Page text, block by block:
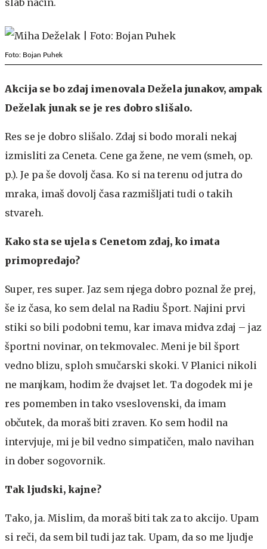
Foto: Bojan Puhek
Akcija se bo zdaj imenovala Dežela junakov, ampak
Deželak junak se je res dobro slišalo.
Res se je dobro slišalo. Zdaj si bodo morali nekaj
izmisliti za Ceneta. Cene ga žene, ne vem (smeh, op.
p.). Je pa še dovolj časa. Ko si na terenu od jutra do
mraka, imaš dovolj časa razmišljati tudi o takih
stvareh.
Kako sta se ujela s Cenetom zdaj, ko imata
primopredajo?
Super, res super. Jaz sem njega dobro poznal že prej,
še iz časa, ko sem delal na Radiu Šport. Najini prvi
stiki so bili podobni temu, kar imava midva zdaj – jaz
športni novinar, on tekmovalec. Meni je bil šport
vedno blizu, sploh smučarski skoki. V Planici nikoli
ne manjkam, hodim že dvajset let. Ta dogodek mi je
res pomemben in tako vseslovenski, da imam
občutek, da moraš biti zraven. Ko sem hodil na
intervjuje, mi je bil vedno simpatičen, malo navihan
in dober sogovornik.
Tak ljudski, kajne?
Tako, ja. Mislim, da moraš biti tak za to akcijo. Upam
si reči, da sem bil tudi jaz tak. Upam, da so me ljudje